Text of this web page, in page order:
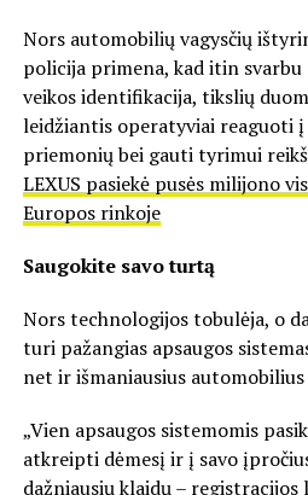
Nors automobilių vagysčių
policija primena, kad itin
veikos identifikacija, tikslių
leidžiantis operatyviai reaguoti
priemonių bei gauti tyrimui
LEXUS pasiekė pusės milijono
Europos rinkoje
Saugokite savo turtą
Nors technologijos tobulėja, o
turi pažangias apsaugos
net ir išmaniausius
„Vien apsaugos sistemomis
atkreipti dėmesį ir į savo
dažniausių klaidų –